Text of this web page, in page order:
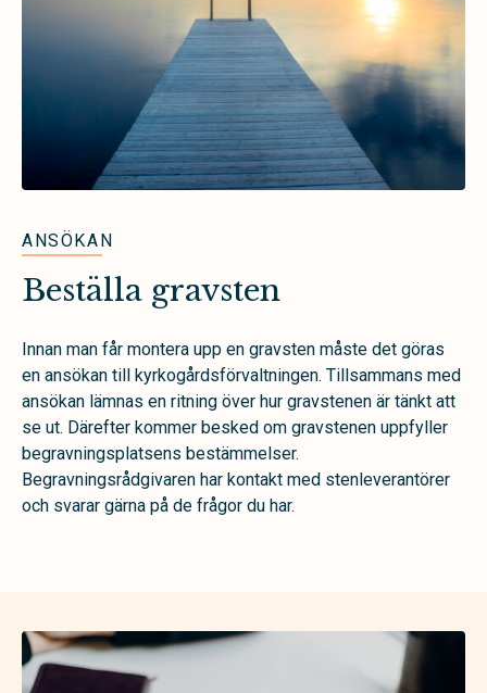
ANSÖKAN
Beställa gravsten
Innan man får montera upp en gravsten måste det göras
en ansökan till kyrkogårdsförvaltningen. Tillsammans med
ansökan lämnas en ritning över hur gravstenen är tänkt att
se ut. Därefter kommer besked om gravstenen uppfyller
begravningsplatsens bestämmelser.
Begravningsrådgivaren har kontakt med stenleverantörer
och svarar gärna på de frågor du har.